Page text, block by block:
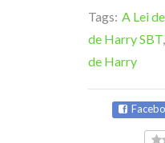
Tags: A Lei
de Harry SBT,
de Harry